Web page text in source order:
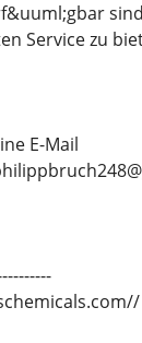
Service zu
E-Mail